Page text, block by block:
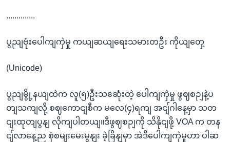
..............
ပွညျဗုံးပေါကျကှဲမှု ကယျဆယျရေးသမားတဦး ကိုယျတှေ့
(Unicode)
ပွညျမွို့နယျထဲက လူ(၅)ဦးသဆေုံးတဲ့ ပေါကျကှဲမှု ဖွဈစဉျနဲ့ပ
တျသကျလို့ စဈကောငျစီက မလေ(၄)ရကျ အငျ်ဂါနေ့မှာ သတ
ငျးထုတျပွနျ လိုကျပါတယျ။ဒီဖွဈစဉျကို သိနိုငျဖို့ VOA က တန
ငျ်လာနေ့ည စုံစမျးမေးမွနျး ခဲ့ခြိနျမှာ အဲဒီပေါကျကှဲမှုဟာ ပါဆ